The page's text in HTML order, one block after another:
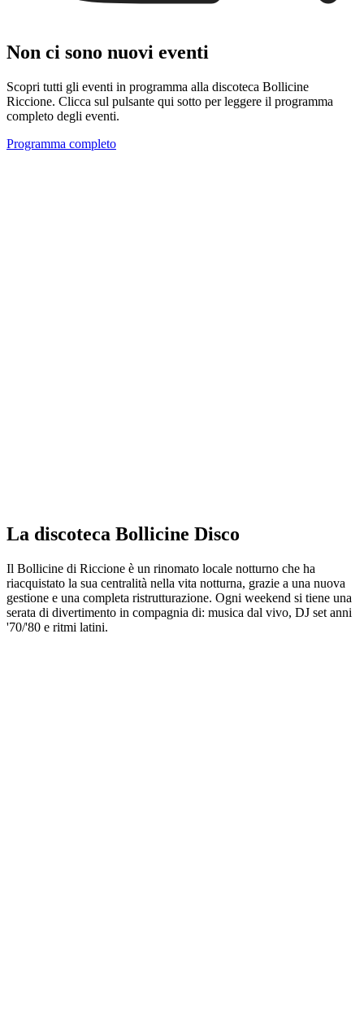
Non ci sono nuovi eventi
Scopri tutti gli eventi in programma alla discoteca Bollicine
Riccione. Clicca sul pulsante qui sotto per leggere il programma
completo degli eventi.
Programma completo
La discoteca Bollicine Disco
Il Bollicine di Riccione è un rinomato locale notturno che ha
riacquistato la sua centralità nella vita notturna, grazie a una nuova
gestione e una completa ristrutturazione. Ogni weekend si tiene una
serata di divertimento in compagnia di: musica dal vivo, DJ set anni
'70/'80 e ritmi latini.